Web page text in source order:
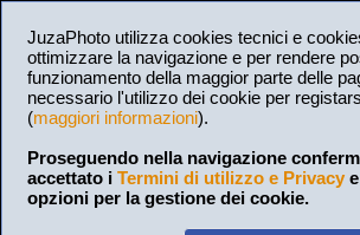
JuzaPhoto utilizza cookies tecnici e
ottimizzare la navigazione e per rendere
funzionamento della maggior parte delle
necessario l'utilizzo dei cookie per
(maggiori informazioni).
Proseguendo nella navigazione
accettato i Termini di utilizzo e Privacy
opzioni per la gestione dei cookie.